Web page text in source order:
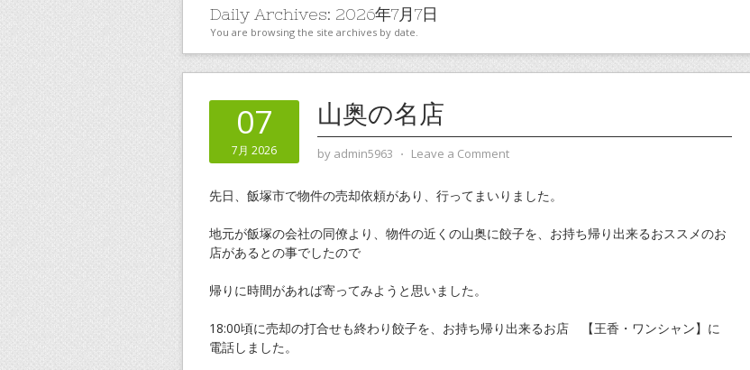
Daily Archives: 2026年7月7日
You are browsing the site archives by date.
07
7月 2026
山奥の名店
by admin5963 ⋅ Leave a Comment
先日、飯塚市で物件の売却依頼があり、行ってまいりました。
地元が飯塚の会社の同僚より、物件の近くの山奥に餃子を、お持ち帰り出来るおススメのお
店があるとの事でしたので
帰りに時間があれば寄ってみようと思いました。
18:00頃に売却の打合せも終わり餃子を、お持ち帰り出来るお店 【王香・ワンシャン】に
電話しました。